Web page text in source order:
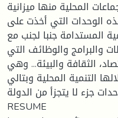
المحلية منها ميزانية
الوحدات التي أخذت على
المستدامة جنبا لجنب مع
والبرامج والوظائف التي
الثقافة والبيئة... وهي
التنمية المحلية وبتالي
جزء لا يتجزأ من الدولة.
RESUME